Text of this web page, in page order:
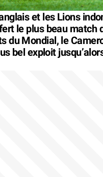
et les Lions
le plus beau match
du Mondial, le
bel exploit